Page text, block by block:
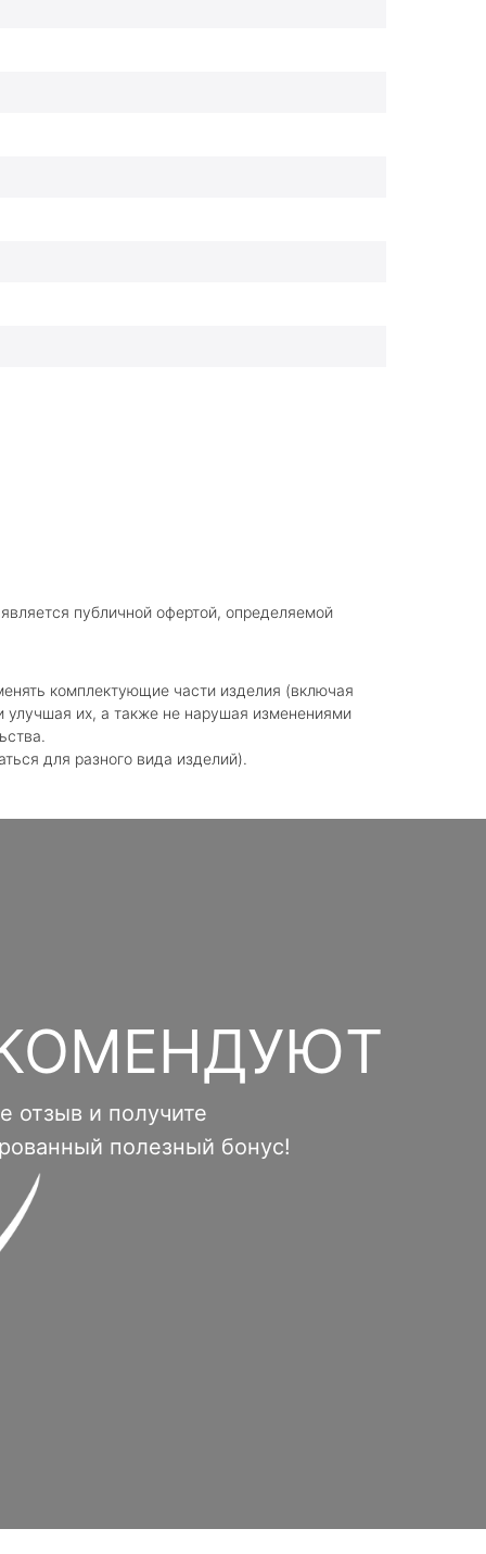
публичной офертой, определяемой
комплектующие части изделия (включая
их, а также не нарушая изменениями
для разного вида изделий).
отзыв и получите
полезный бонус!